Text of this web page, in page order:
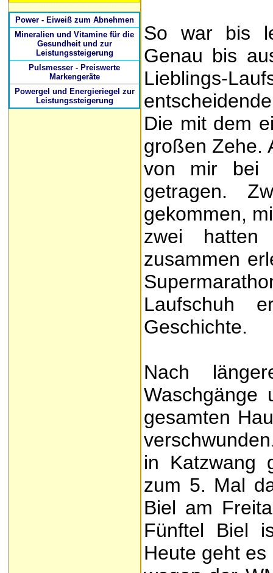
Power - Eiweiß zum Abnehmen
Mineralien und Vitamine für die
Gesundheit und zur
Leistungssteigerung
Pulsmesser - Preiswerte
Markengeräte
Powergel und Energieriegel zur
Leistungssteigerung
So war bis
Genau bis
Lieblings-
Die mit dem
großen Zehe.
von mir bei
getragen.
gekommen,
zwei hatten
zusammen
Laufschuh
Geschichte.
Nach
Waschgänge
gesamten
in Katzwang
zum 5. Mal
Biel am
Fünftel Biel
Heute geht